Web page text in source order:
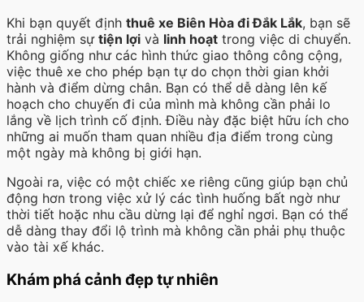
Khi bạn quyết định thuê xe Biên Hòa đi Đắk Lắk, bạn sẽ
trải nghiệm sự tiện lợi và linh hoạt trong việc di chuyển.
Không giống như các hình thức giao thông công cộng,
việc thuê xe cho phép bạn tự do chọn thời gian khởi
hành và điểm dừng chân. Bạn có thể dễ dàng lên kế
hoạch cho chuyến đi của mình mà không cần phải lo
lắng về lịch trình cố định. Điều này đặc biệt hữu ích cho
những ai muốn tham quan nhiều địa điểm trong cùng
một ngày mà không bị giới hạn.
Ngoài ra, việc có một chiếc xe riêng cũng giúp bạn chủ
động hơn trong việc xử lý các tình huống bất ngờ như
thời tiết hoặc nhu cầu dừng lại để nghỉ ngơi. Bạn có thể
dễ dàng thay đổi lộ trình mà không cần phải phụ thuộc
vào tài xế khác.
Khám phá cảnh đẹp tự nhiên